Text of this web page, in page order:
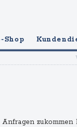
Shop
zukommen